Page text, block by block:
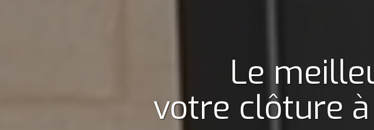
Le
votre clôture